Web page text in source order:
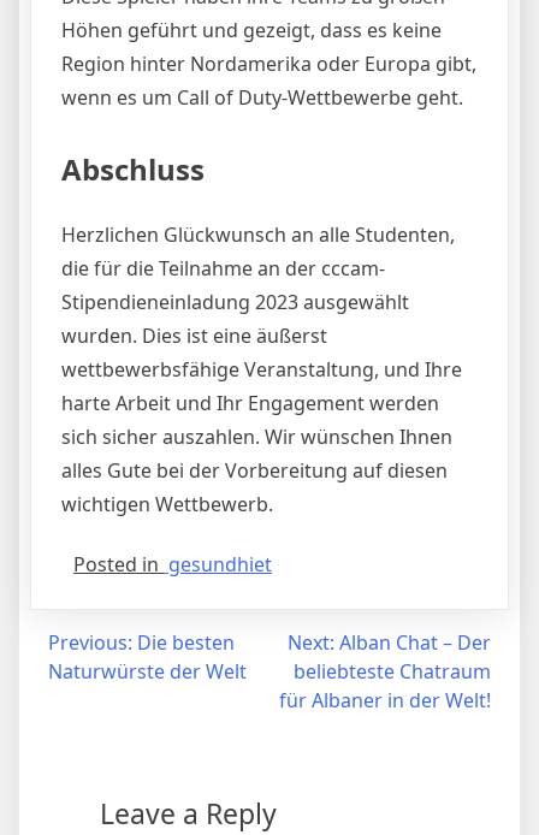
Höhen geführt und gezeigt, dass es keine
Region hinter Nordamerika oder Europa gibt,
wenn es um Call of Duty-Wettbewerbe geht.
Abschluss
Herzlichen Glückwunsch an alle Studenten,
die für die Teilnahme an der cccam-
Stipendieneinladung 2023 ausgewählt
wurden. Dies ist eine äußerst
wettbewerbsfähige Veranstaltung, und Ihre
harte Arbeit und Ihr Engagement werden
sich sicher auszahlen. Wir wünschen Ihnen
alles Gute bei der Vorbereitung auf diesen
wichtigen Wettbewerb.
Posted in gesundhiet
Post
navigation
Previous: Die besten
Naturwürste der Welt
Next: Alban Chat – Der
beliebteste Chatraum
für Albaner in der Welt!
Leave a Reply